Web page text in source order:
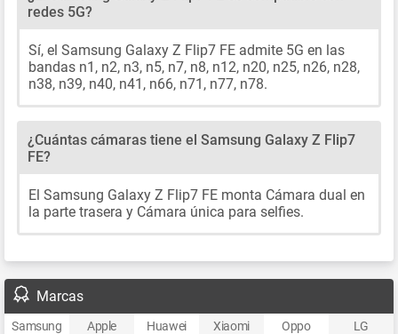
redes 5G?
Sí, el Samsung Galaxy Z Flip7 FE admite 5G en las
bandas n1, n2, n3, n5, n7, n8, n12, n20, n25, n26, n28,
n38, n39, n40, n41, n66, n71, n77, n78.
¿Cuántas cámaras tiene el Samsung Galaxy Z Flip7
FE?
El Samsung Galaxy Z Flip7 FE monta Cámara dual en
la parte trasera y Cámara única para selfies.
Marcas
Samsung Apple Huawei Xiaomi Oppo
LG